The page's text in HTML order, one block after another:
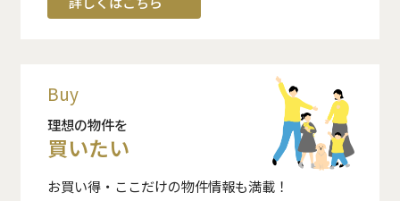
Buy
理想の物件を
買いたい
お買い得・ここだけの物件情報も満載！